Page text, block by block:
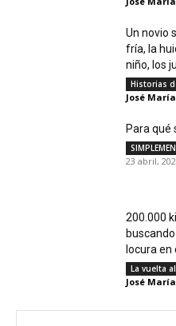
Un novio
fría, la
niño, los
Historias
José
Para qué
23 abril,
200.000
locura
La vuelta
José